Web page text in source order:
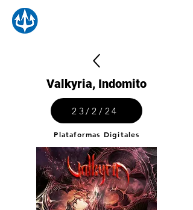
Valkyria, Indomito
23/2/24
Plataformas Digitales